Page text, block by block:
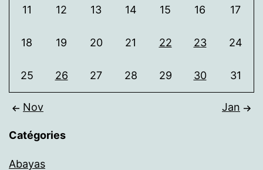
11 12 13 14 15 16 17
18 19 20 21 22 23 24
25 26 27 28 29 30 31
Nov Jan
Catégories
Abayas